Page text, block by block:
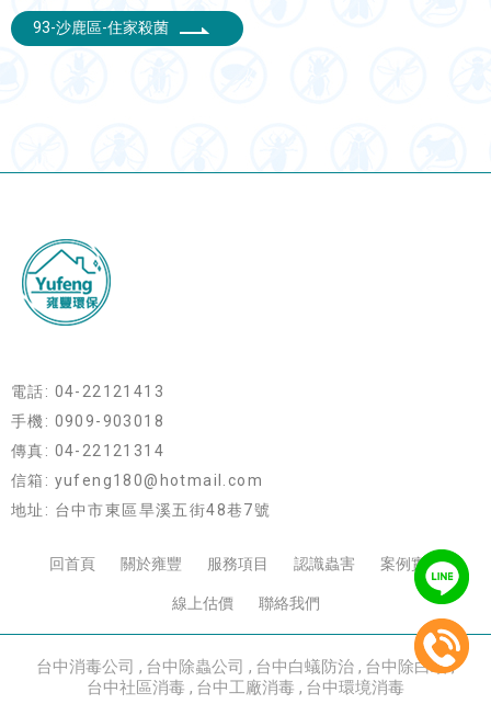
93-沙鹿區-住家殺菌
電話: 04-22121413
手機: 0909-903018
傳真: 04-22121314
信箱: yufeng180@hotmail.com
地址: 台中市東區旱溪五街48巷7號
回首頁 關於雍豐 服務項目 認識蟲害 案例實績
線上估價 聯絡我們
台中消毒公司 台中除蟲公司 台中白蟻防治
台中除白蟻
台中社區消毒
台中工廠消毒 台中環境消毒